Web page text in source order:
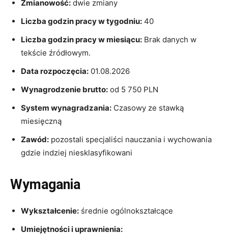
Zmianowość: dwie zmiany
Liczba godzin pracy w tygodniu: 40
Liczba godzin pracy w miesiącu: Brak danych w
tekście źródłowym.
Data rozpoczęcia: 01.08.2026
Wynagrodzenie brutto: od 5 750 PLN
System wynagradzania: Czasowy ze stawką
miesięczną
Zawód: pozostali specjaliści nauczania i wychowania
gdzie indziej niesklasyfikowani
Wymagania
Wykształcenie: średnie ogólnokształcące
Umiejętności i uprawnienia: